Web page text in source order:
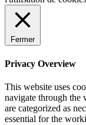
Fermer
Privacy Overview
This website uses
navigate through the
are categorized as
essential for the